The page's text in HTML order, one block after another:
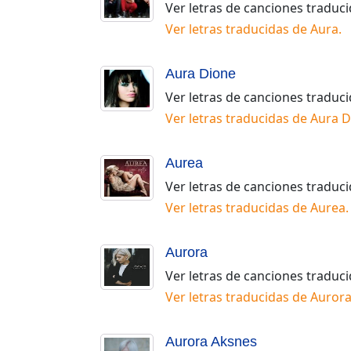
Ver letras de canciones
Ver letras traducidas deAura.
Aura Dione
Ver letras de canciones
Ver letras traducidas deAura
Aurea
Ver letras de canciones
Ver letras traducidas deAurea.
Aurora
Ver letras de canciones
Ver letras traducidas deAurora
Aurora Aksnes